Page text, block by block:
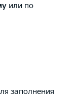
или по
заполнения